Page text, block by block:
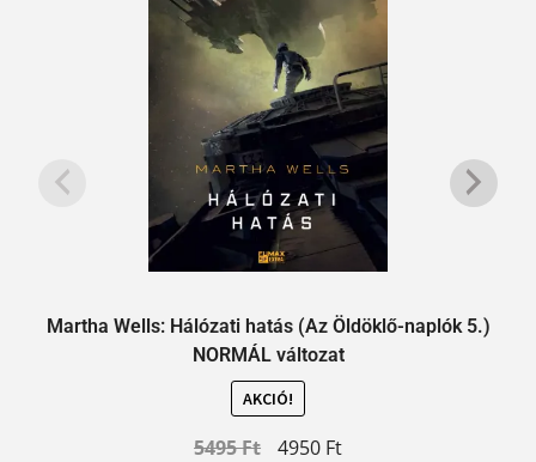
Martha Wells: Hálózati hatás (Az Öldöklő-naplók 5.)
NORMÁL változat
AKCIÓ!
5495Ft 4950 Ft